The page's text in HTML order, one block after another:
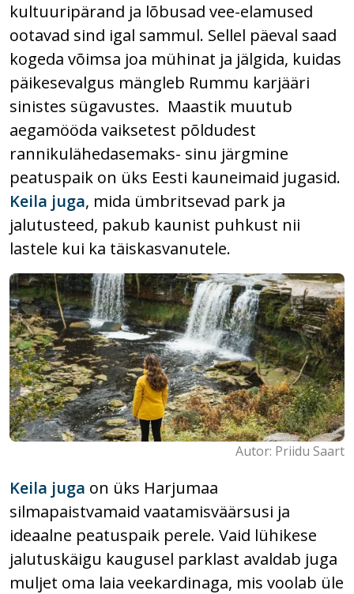
kultuuripärand ja lõbusad vee-elamused
ootavad sind igal sammul.​ Sellel päeval saad
kogeda võimsa joa mühinat ja jälgida, kuidas
päikesevalgus mängleb Rummu karjääri
sinistes sügavustes. Maastik muutub
aegamööda vaiksetest põldudest
rannikulähedasemaks- sinu järgmine
peatuspaik on üks Eesti kauneimaid jugasid.
Keila juga, mida ümbritsevad park ja
jalutusteed, pakub kaunist puhkust nii
lastele kui ka täiskasvanutele.
Autor: Priidu Saart
Keila juga on üks Harjumaa
silmapaistvamaid vaatamisväärsusi ja
ideaalne peatuspaik perele. Vaid lühikese
jalutuskäigu kaugusel parklast avaldab juga
muljet oma laia veekardinaga, mis voolab üle